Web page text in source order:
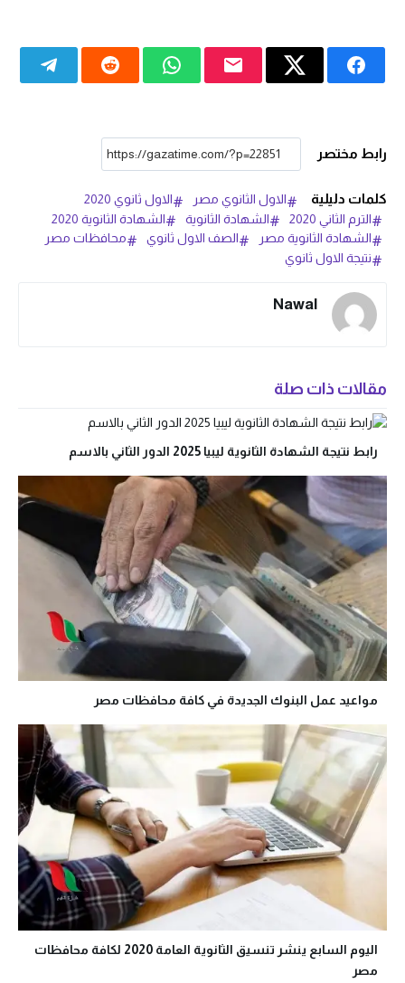
رابط مختصر
كلمات دليلية الاول الثانوي مصر
الاول ثانوي 2020
الترم الثاني 2020
الشهادة الثانوية
الشهادة الثانوية 2020
الشهادة الثانوية مصر
الصف الاول ثانوي
محافظات مصر
نتيجة الاول ثانوي
Nawal
مقالات ذات صلة
رابط نتيجة الشهادة الثانوية ليبيا 2025 الدور الثاني بالاسم
مواعيد عمل البنوك الجديدة في كافة محافظات مصر
اليوم السابع ينشر تنسيق الثانوية العامة 2020 لكافة محافظات
مصر